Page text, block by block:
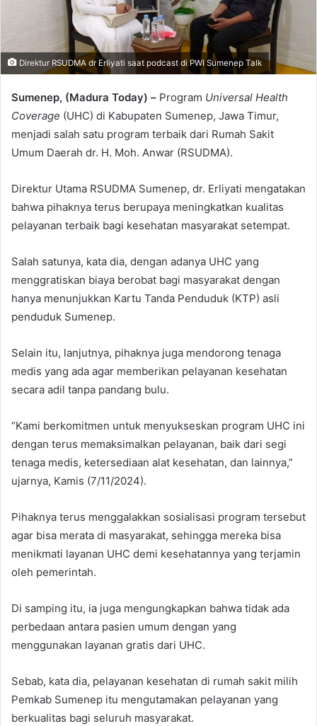
i
l
Direktur RSUDMA dr Erliyati saat podcast di PWI Sumenep Talk
Sumenep, (Madura Today) – Program Universal Health
Coverage (UHC) di Kabupaten Sumenep, Jawa Timur,
menjadi salah satu program terbaik dari Rumah Sakit
Umum Daerah dr. H. Moh. Anwar (RSUDMA).
Direktur Utama RSUDMA Sumenep, dr. Erliyati mengatakan
bahwa pihaknya terus berupaya meningkatkan kualitas
pelayanan terbaik bagi kesehatan masyarakat setempat.
Salah satunya, kata dia, dengan adanya UHC yang
menggratiskan biaya berobat bagi masyarakat dengan
hanya menunjukkan Kartu Tanda Penduduk (KTP) asli
penduduk Sumenep.
Selain itu, lanjutnya, pihaknya juga mendorong tenaga
medis yang ada agar memberikan pelayanan kesehatan
secara adil tanpa pandang bulu.
“Kami berkomitmen untuk menyukseskan program UHC ini
dengan terus memaksimalkan pelayanan, baik dari segi
tenaga medis, ketersediaan alat kesehatan, dan lainnya,”
ujarnya, Kamis (7/11/2024).
Pihaknya terus menggalakkan sosialisasi program tersebut
agar bisa merata di masyarakat, sehingga mereka bisa
menikmati layanan UHC demi kesehatannya yang terjamin
oleh pemerintah.
Di samping itu, ia juga mengungkapkan bahwa tidak ada
perbedaan antara pasien umum dengan yang
menggunakan layanan gratis dari UHC.
Sebab, kata dia, pelayanan kesehatan di rumah sakit milih
Pemkab Sumenep itu mengutamakan pelayanan yang
berkualitas bagi seluruh masyarakat.